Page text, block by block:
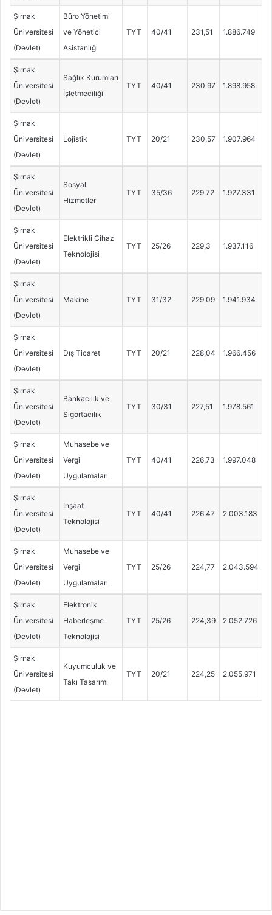
Şırnak
Üniversitesi
(Devlet)
Büro Yönetimi
ve Yönetici
Asistanlığı
TYT 40/41 231,51 1.886.749
Şırnak
Üniversitesi
(Devlet)
Sağlık Kurumları
İşletmeciliği
TYT 40/41 230,97 1.898.958
Şırnak
Üniversitesi
(Devlet)
Lojistik TYT 20/21 230,57 1.907.964
Şırnak
Üniversitesi
(Devlet)
Sosyal
Hizmetler
TYT 35/36 229,72 1.927.331
Şırnak
Üniversitesi
(Devlet)
Elektrikli Cihaz
Teknolojisi
TYT 25/26 229,3 1.937.116
Şırnak
Üniversitesi
(Devlet)
Makine TYT 31/32 229,09 1.941.934
Şırnak
Üniversitesi
(Devlet)
Dış Ticaret TYT 20/21 228,04 1.966.456
Şırnak
Üniversitesi
(Devlet)
Bankacılık ve
Sigortacılık
TYT 30/31 227,51 1.978.561
Şırnak
Üniversitesi
(Devlet)
Muhasebe ve
Vergi
Uygulamaları
TYT 40/41 226,73 1.997.048
Şırnak
Üniversitesi
(Devlet)
İnşaat
Teknolojisi
TYT 40/41 226,47 2.003.183
Şırnak
Üniversitesi
(Devlet)
Muhasebe ve
Vergi
Uygulamaları
TYT 25/26 224,77 2.043.594
Şırnak
Üniversitesi
(Devlet)
Elektronik
Haberleşme
Teknolojisi
TYT 25/26 224,39 2.052.726
Şırnak
Üniversitesi
(Devlet)
Kuyumculuk ve
Takı Tasarımı
TYT 20/21 224,25 2.055.971